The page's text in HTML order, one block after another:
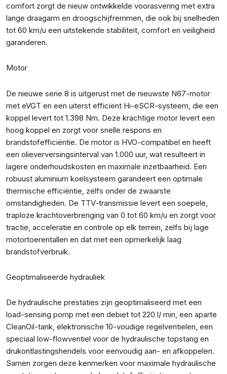
comfort zorgt de nieuw ontwikkelde voorasvering met extra
lange draagarm en droogschijfremmen, die ook bij snelheden
tot 60 km/u een uitstekende stabiliteit, comfort en veiligheid
garanderen.
Motor
De nieuwe serie 8 is uitgerust met de nieuwste N67-motor
met eVGT en een uiterst efficiënt Hi-eSCR-systeem, die een
koppel levert tot 1.398 Nm. Deze krachtige motor levert een
hoog koppel en zorgt voor snelle respons en
brandstofefficiëntie. De motor is HVO-compatibel en heeft
een olieverversingsinterval van 1.000 uur, wat resulteert in
lagere onderhoudskosten en maximale inzetbaarheid. Een
robuust aluminium koelsysteem garandeert een optimale
thermische efficiëntie, zelfs onder de zwaarste
omstandigheden. De TTV-transmissie levert een soepele,
traploze krachtoverbrenging van 0 tot 60 km/u en zorgt voor
tractie, acceleratie en controle op elk terrein, zelfs bij lage
motortoerentallen en dat met een opmerkelijk laag
brandstofverbruik.
Geoptimaliseerde hydrauliek
De hydraulische prestaties zijn geoptimaliseerd met een
load-sensing pomp met een debiet tot 220 l/ min, een aparte
CleanOil-tank, elektronische 10-voudige regelventielen, een
speciaal low-flowventiel voor de hydraulische topstang en
drukontlastingshendels voor eenvoudig aan- en afkoppelen.
Samen zorgen deze kenmerken voor maximale hydraulische